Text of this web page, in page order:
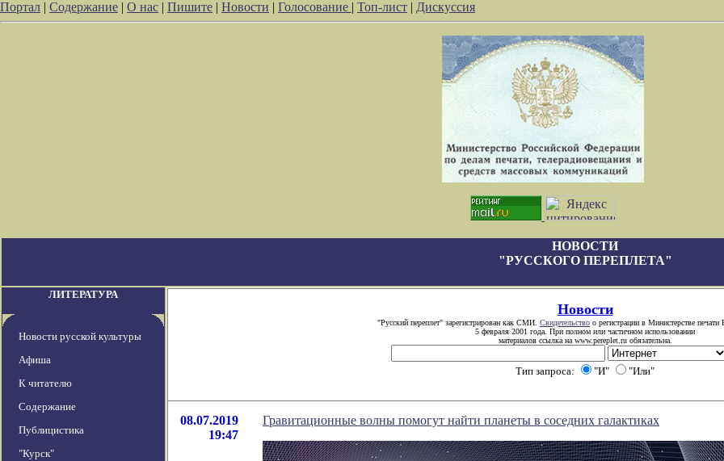
Портал | Содержание | О нас | Пишите | Новости | Голосование | Топ-лист | Дискуссия
НОВОСТИ
"РУССКОГО ПЕРЕПЛЕТА"
ЛИТЕРАТУРА
Новости русской культуры
Афиша
К читателю
Содержание
Публицистика
"Курск"
Новости
"Русский переплет" зарегистрирован как СМИ. Свидетельство о регистрации в Министерстве
5 февраля 2001 года. При полном или частичном использовании
материалов ссылка на www.pereplet.ru обязательна.
Тип запроса: "И" "Или"
08.07.2019
19:47
Гравитационные волны помогут найти планеты в соседних галактиках